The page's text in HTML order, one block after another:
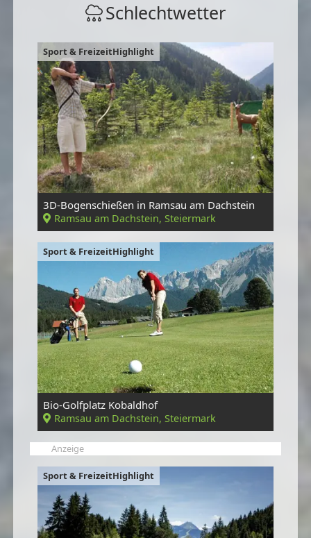
Schlechtwetter
Sport & FreizeitHighlight
3D-Bogenschießen in Ramsau am Dachstein
Ramsau am Dachstein, Steiermark
Sport & FreizeitHighlight
Bio-Golfplatz Kobaldhof
Ramsau am Dachstein, Steiermark
Anzeige
Sport & FreizeitHighlight